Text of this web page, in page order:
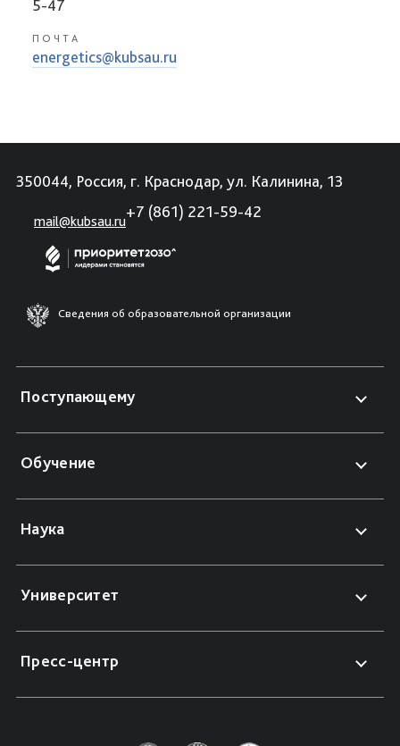
5-47
ПОЧТА
energetics@kubsau.ru
350044, Россия, г. Краснодар, ул. Калинина, 13
mail@kubsau.ru
+7 (861) 221-59-42
Сведения об образовательной организации
Поступающему
Обучение
Наука
Университет
Пресс-центр